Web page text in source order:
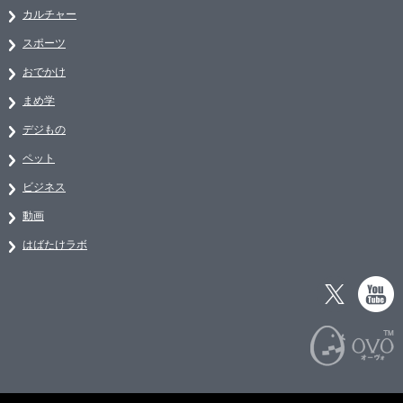
カルチャー
スポーツ
おでかけ
まめ学
デジもの
ペット
ビジネス
動画
はばたけラボ